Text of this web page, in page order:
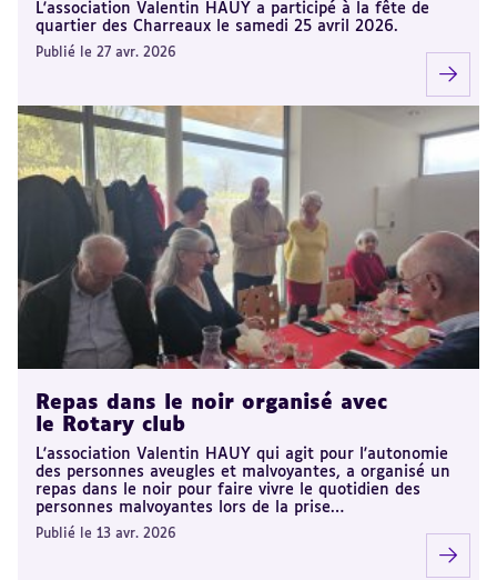
L'association Valentin HAUY a participé à la fête de
quartier des Charreaux le samedi 25 avril 2026.
Publié le 27 avr. 2026
Repas dans le noir organisé avec
le Rotary club
L'association Valentin HAUY qui agit pour l'autonomie
des personnes aveugles et malvoyantes, a organisé un
repas dans le noir pour faire vivre le quotidien des
personnes malvoyantes lors de la prise…
Publié le 13 avr. 2026